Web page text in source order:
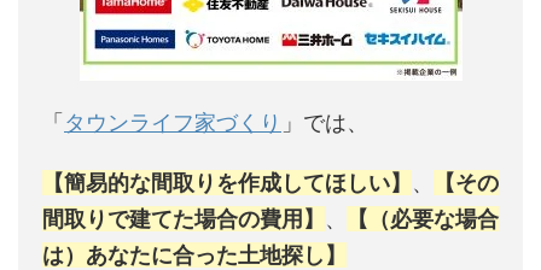
「 タウンライフ家づくり 」では、
【簡易的な間取りを作成してほしい】 、
【その
間取りで建てた場合の費用】 、
【（必要な場合
は）あなたに合った土地探し】